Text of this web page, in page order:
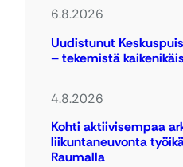
6.8.2026
Uudistunut
– tekemistä
4.8.2026
Kohti aktiivisempaa
liikuntaneuvonta
Raumalla